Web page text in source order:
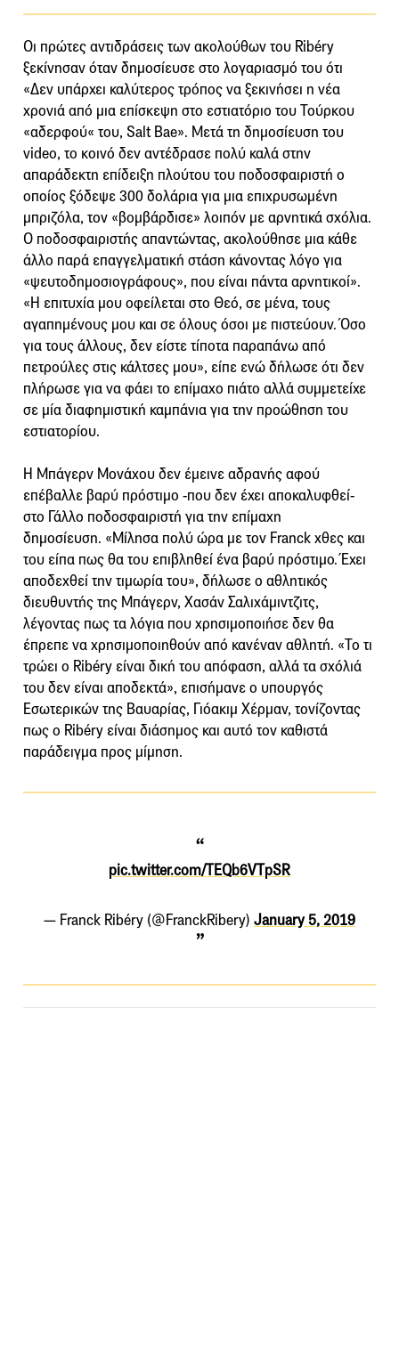
Οι πρώτες αντιδράσεις των ακολούθων του Ribéry
ξεκίνησαν όταν δημοσίευσε στο λογαριασμό του ότι
«Δεν υπάρχει καλύτερος τρόπος να ξεκινήσει η νέα
χρονιά από μια επίσκεψη στο εστιατόριο του Τούρκου
«αδερφού« του, Salt Bae». Μετά τη δημοσίευση του
video, το κοινό δεν αντέδρασε πολύ καλά στην
απαράδεκτη επίδειξη πλούτου του ποδοσφαιριστή ο
οποίος ξόδεψε 300 δολάρια για μια επιχρυσωμένη
μπριζόλα, τον «βομβάρδισε» λοιπόν με αρνητικά σχόλια.
Ο ποδοσφαιριστής απαντώντας, ακολούθησε μια κάθε
άλλο παρά επαγγελματική στάση κάνοντας λόγο για
«ψευτοδημοσιογράφους», που είναι πάντα αρνητικοί».
«Η επιτυχία μου οφείλεται στο Θεό, σε μένα, τους
αγαπημένους μου και σε όλους όσοι με πιστεύουν. Όσο
για τους άλλους, δεν είστε τίποτα παραπάνω από
πετρούλες στις κάλτσες μου», είπε ενώ δήλωσε ότι δεν
πλήρωσε για να φάει το επίμαχο πιάτο αλλά συμμετείχε
σε μία διαφημιστική καμπάνια για την προώθηση του
εστιατορίου.
Η Μπάγερν Μονάχου δεν έμεινε αδρανής αφού
επέβαλλε βαρύ πρόστιμο -που δεν έχει αποκαλυφθεί-
στο Γάλλο ποδοσφαιριστή για την επίμαχη
δημοσίευση. «Μίλησα πολύ ώρα με τον Franck χθες και
του είπα πως θα του επιβληθεί ένα βαρύ πρόστιμο. Έχει
αποδεχθεί την τιμωρία του», δήλωσε ο αθλητικός
διευθυντής της Μπάγερν, Χασάν Σαλιχάμιντζιτς,
λέγοντας πως τα λόγια που χρησιμοποιήσε δεν θα
έπρεπε να χρησιμοποιηθούν από κανέναν αθλητή. «Το τι
τρώει ο Ribéry είναι δική του απόφαση, αλλά τα σχόλιά
του δεν είναι αποδεκτά», επισήμανε ο υπουργός
Εσωτερικών της Βαυαρίας, Γιόακιμ Χέρμαν, τονίζοντας
πως ο Ribéry είναι διάσημος και αυτό τον καθιστά
παράδειγμα προς μίμηση.
pic.twitter.com/TEQb6VTpSR
— Franck Ribéry (@FranckRibery) January 5, 2019